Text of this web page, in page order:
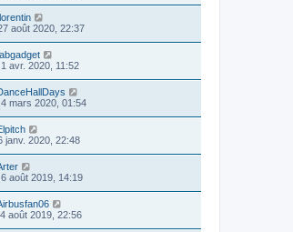
août 2020, 22:37
avr. 2020, 11:52
mars 2020, 01:54
janv. 2020, 22:48
août 2019, 14:19
août 2019, 22:56